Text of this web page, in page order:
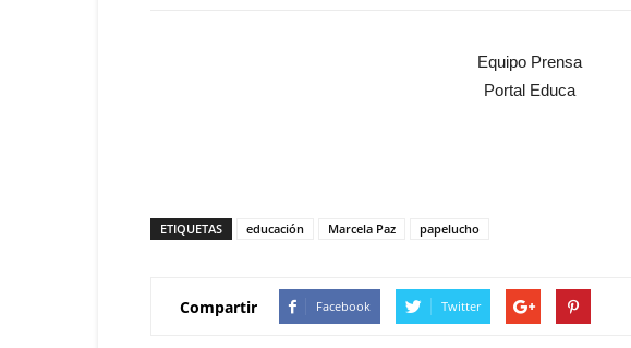
Equipo Prensa
Portal Educa
ETIQUETAS educación Marcela Paz papelucho
Compartir Facebook Twitter